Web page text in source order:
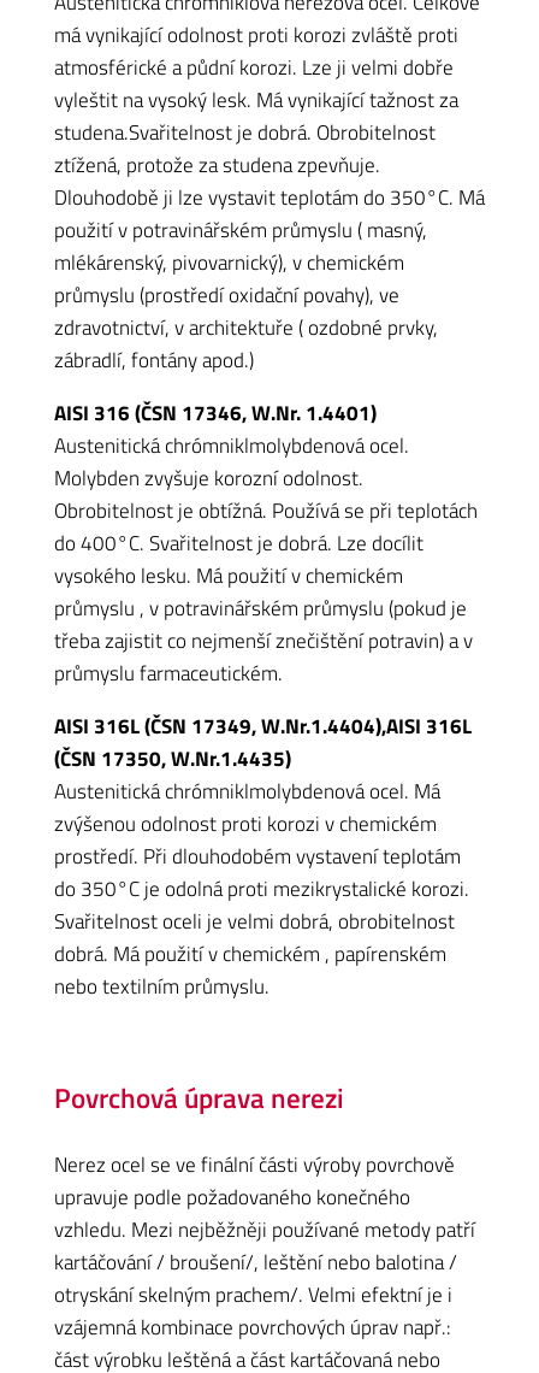
má vynikající odolnost proti korozi zvláště proti
atmosférické a půdní korozi. Lze ji velmi dobře
vyleštit na vysoký lesk. Má vynikající tažnost za
studena.Svařitelnost je dobrá. Obrobitelnost
ztížená, protože za studena zpevňuje.
Dlouhodobě ji lze vystavit teplotám do 350°C. Má
použití v potravinářském průmyslu ( masný,
mlékárenský, pivovarnický), v chemickém
průmyslu (prostředí oxidační povahy), ve
zdravotnictví, v architektuře ( ozdobné prvky,
zábradlí, fontány apod.)
AISI 316 (ČSN 17346, W.Nr. 1.4401)
Austenitická chrómniklmolybdenová ocel.
Molybden zvyšuje korozní odolnost.
Obrobitelnost je obtížná. Používá se při teplotách
do 400°C. Svařitelnost je dobrá. Lze docílit
vysokého lesku. Má použití v chemickém
průmyslu , v potravinářském průmyslu (pokud je
třeba zajistit co nejmenší znečištění potravin) a v
průmyslu farmaceutickém.
AISI 316L (ČSN 17349, W.Nr.1.4404),AISI 316L
(ČSN 17350, W.Nr.1.4435)
Austenitická chrómniklmolybdenová ocel. Má
zvýšenou odolnost proti korozi v chemickém
prostředí. Při dlouhodobém vystavení teplotám
do 350°C je odolná proti mezikrystalické korozi.
Svařitelnost oceli je velmi dobrá, obrobitelnost
dobrá. Má použití v chemickém , papírenském
nebo textilním průmyslu.
Povrchová úprava nerezi
Nerez ocel se ve finální části výroby povrchově
upravuje podle požadovaného konečného
vzhledu. Mezi nejběžněji používané metody patří
kartáčování / broušení/, leštění nebo balotina /
otryskání skelným prachem/. Velmi efektní je i
vzájemná kombinace povrchových úprav např.:
část výrobku leštěná a část kartáčovaná nebo